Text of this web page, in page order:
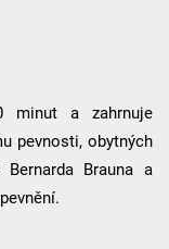
minut a zahrnuje
pevnosti, obytných
Brauna a